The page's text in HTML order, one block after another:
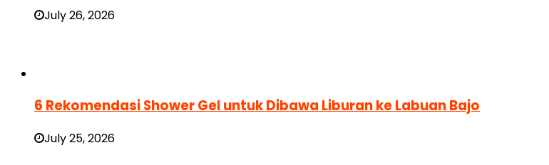
July 26, 2026
6 Rekomendasi Shower Gel untuk Dibawa Liburan ke Labuan Bajo
July 25, 2026